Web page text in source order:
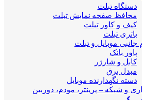
دستگاه تبلت
محافظ صفحه نمایش تبلت
کیف و کاور تبلت
باتری تبلت
جانبی موبایل و تبلت
پاور بانک
کابل و شارژر
مبدل برق
دسته نگهدارنده موبایل
و شبکه – پرینتر، مودم، دوربین